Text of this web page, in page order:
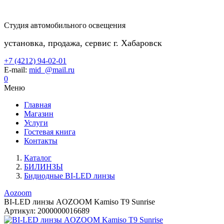
Студия автомобильного освещения
установка, продажа, сервис г. Хабаровск
+7 (4212) 94-02-01
E-mail: mid_@mail.ru
0
Меню
Главная
Магазин
Услуги
Гостевая книга
Контакты
Каталог
БИЛИНЗЫ
Бидиодные BI-LED линзы
Aozoom
BI-LED линзы AOZOOM Kamiso T9 Sunrise
Артикул: 2000000016689